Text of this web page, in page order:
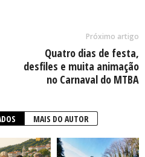
Próximo artigo
Quatro dias de festa,
desfiles e muita animação
no Carnaval do MTBA
MAIS DO AUTOR